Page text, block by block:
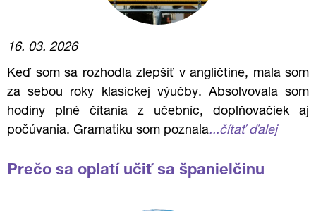
16. 03. 2026
Keď som sa rozhodla zlepšiť v angličtine, mala som
za sebou roky klasickej výučby. Absolvovala som
hodiny plné čítania z učebníc, doplňovačiek aj
počúvania. Gramatiku som poznala...čítať ďalej
Prečo sa oplatí učiť sa španielčinu